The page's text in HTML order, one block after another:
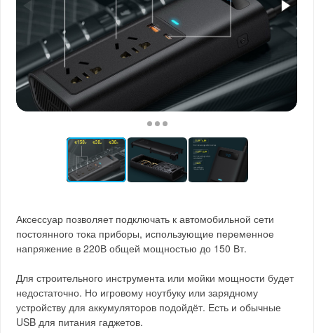
Аксессуар позволяет подключать к автомобильной сети
постоянного тока приборы, использующие переменное
напряжение в 220В общей мощностью до 150 Вт.
Для строительного инструмента или мойки мощности будет
недостаточно. Но игровому ноутбуку или зарядному
устройству для аккумуляторов подойдёт. Есть и обычные
USB для питания гаджетов.